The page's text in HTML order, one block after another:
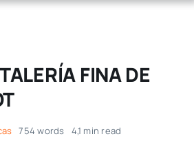
FINA DE
754 words 4,1 min read